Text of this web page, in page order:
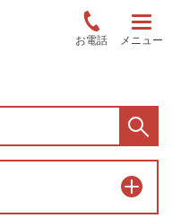
お電話 メニュー